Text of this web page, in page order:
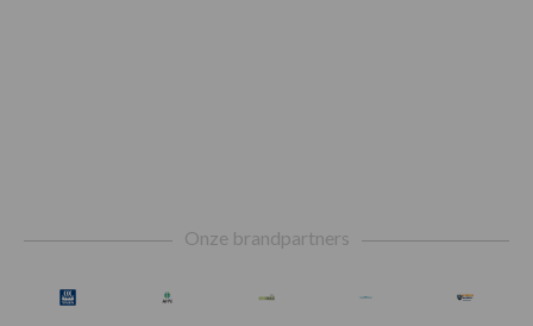
Onze brandpartners